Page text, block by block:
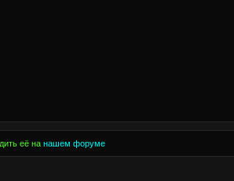
её на нашем форуме